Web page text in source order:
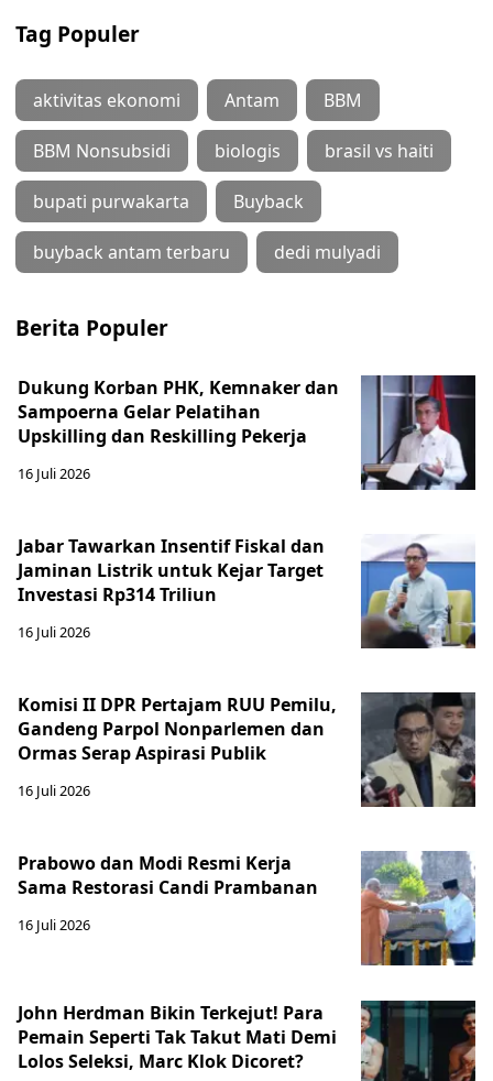
Tag Populer
aktivitas ekonomi Antam BBM
BBM Nonsubsidi biologis brasil vs haiti
bupati purwakarta Buyback
buyback antam terbaru dedi mulyadi
Berita Populer
Dukung Korban PHK, Kemnaker dan
Sampoerna Gelar Pelatihan
Upskilling dan Reskilling Pekerja
16 Juli 2026
Jabar Tawarkan Insentif Fiskal dan
Jaminan Listrik untuk Kejar Target
Investasi Rp314 Triliun
16 Juli 2026
Komisi II DPR Pertajam RUU Pemilu,
Gandeng Parpol Nonparlemen dan
Ormas Serap Aspirasi Publik
16 Juli 2026
Prabowo dan Modi Resmi Kerja
Sama Restorasi Candi Prambanan
16 Juli 2026
John Herdman Bikin Terkejut! Para
Pemain Seperti Tak Takut Mati Demi
Lolos Seleksi, Marc Klok Dicoret?